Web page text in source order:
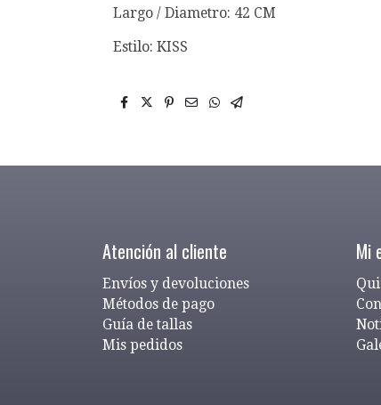
Largo / Diametro: 42 CM
Estilo: KISS
Atención al cliente
Envíos y devoluciones
Métodos de pago
Guía de tallas
Mis pedidos
Mi